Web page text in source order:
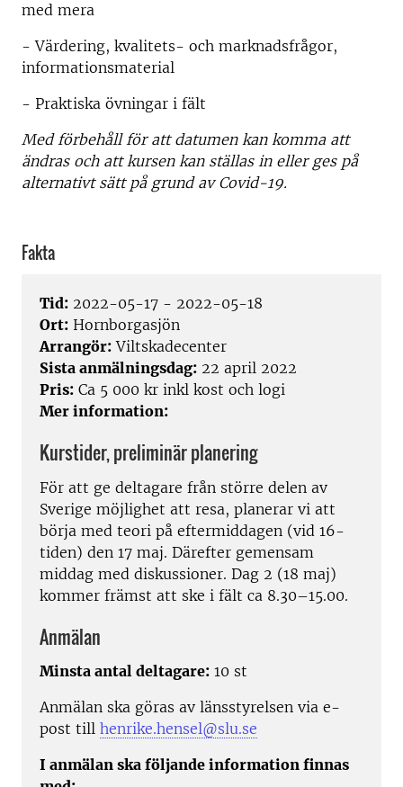
med mera
- Värdering, kvalitets- och marknadsfrågor,
informationsmaterial
- Praktiska övningar i fält
Med förbehåll för att datumen kan komma att
ändras och att kursen kan ställas in eller ges på
alternativt sätt på grund av Covid-19.
Fakta
Tid: 2022-05-17 - 2022-05-18
Ort: Hornborgasjön
Arrangör: Viltskadecenter
Sista anmälningsdag: 22 april 2022
Pris: Ca 5 000 kr inkl kost och logi
Mer information:
Kurstider, preliminär planering
För att ge deltagare från större delen av
Sverige möjlighet att resa, planerar vi att
börja med teori på eftermiddagen (vid 16-
tiden) den 17 maj. Därefter gemensam
middag med diskussioner. Dag 2 (18 maj)
kommer främst att ske i fält ca 8.30–15.00.
Anmälan
Minsta antal deltagare: 10 st
Anmälan ska göras av länsstyrelsen via e-
post till henrike.hensel@slu.se
I anmälan ska följande information finnas